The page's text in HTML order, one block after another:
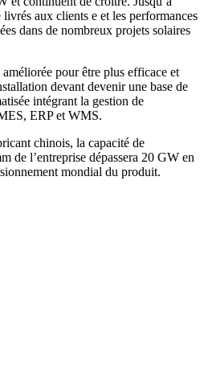
aux clients e et les performances
dans de nombreux projets solaires
pour être plus efficace et
devant devenir une base de
intégrant la gestion de
ERP et WMS.
chinois, la capacité de
de l’entreprise dépassera 20 GW en
mondial du produit.